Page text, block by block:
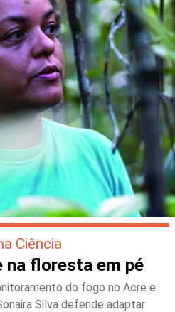
Ciência
na floresta em pé
do fogo no Acre e
Silva defende adaptar